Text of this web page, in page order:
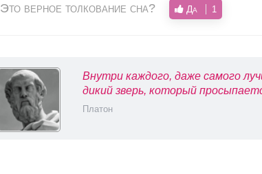
Это верное толкование сна? Да 1
Внутри каждого, даже самого
дикий зверь, который
Платон